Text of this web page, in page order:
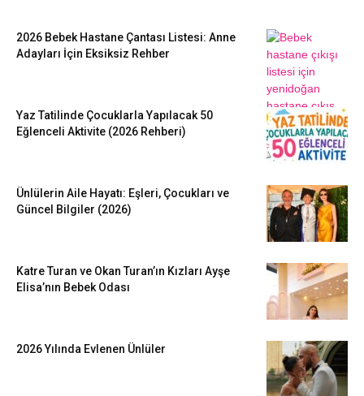
2026 Bebek Hastane Çantası Listesi: Anne
Adayları İçin Eksiksiz Rehber
Yaz Tatilinde Çocuklarla Yapılacak 50
Eğlenceli Aktivite (2026 Rehberi)
Ünlülerin Aile Hayatı: Eşleri, Çocukları ve
Güncel Bilgiler (2026)
Katre Turan ve Okan Turan’ın Kızları Ayşe
Elisa’nın Bebek Odası
2026 Yılında Evlenen Ünlüler